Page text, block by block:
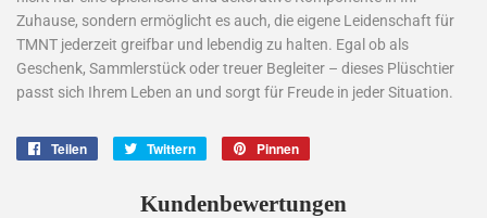
Zuhause, sondern ermöglicht es auch, die eigene Leidenschaft für
TMNT jederzeit greifbar und lebendig zu halten. Egal ob als
Geschenk, Sammlerstück oder treuer Begleiter – dieses Plüschtier
passt sich Ihrem Leben an und sorgt für Freude in jeder Situation.
Teilen Twittern
twittern
Pinnen
pinnen
Kundenbewertungen